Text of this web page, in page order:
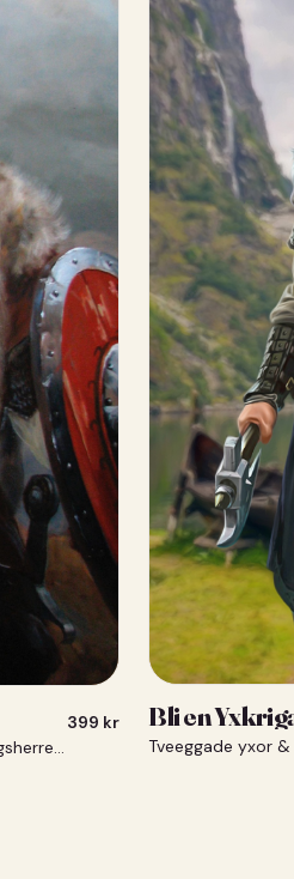
Vargskinn, ringbrynja & sköld — du som nordisk krigsherre ⚔️
399 kr Bli en
Tveeggade yxor